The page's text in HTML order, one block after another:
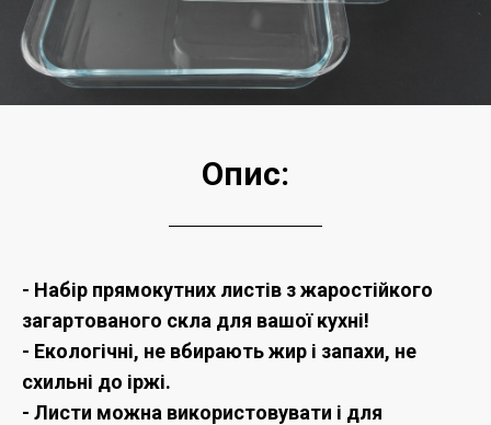
Опис:
- Набір прямокутних листів з жаростійкого
загартованого скла для вашої кухні!
- Екологічні, не вбирають жир і запахи, не
схильні до іржі.
- Листи можна використовувати і для